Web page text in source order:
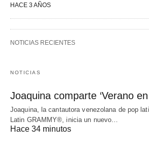
HACE 3 AÑOS
NOTICIAS RECIENTES
NOTICIAS
Joaquina comparte ‘Verano en
Joaquina, la cantautora venezolana de pop
Latin GRAMMY®, inicia un nuevo…
Hace 34 minutos